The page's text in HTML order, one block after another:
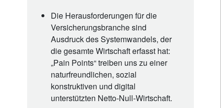
Die Herausforderungen für die
Versicherungsbranche sind
Ausdruck des Systemwandels, der
die gesamte Wirtschaft erfasst hat:
„Pain Points“ treiben uns zu einer
naturfreundlichen, sozial
konstruktiven und digital
unterstützten Netto-Null-Wirtschaft.